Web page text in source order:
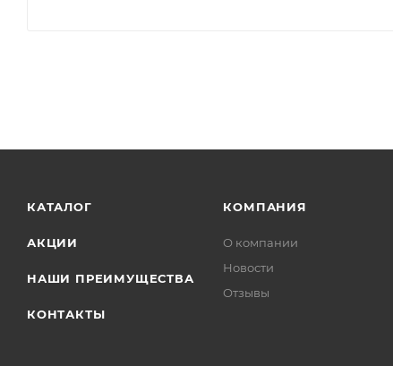
КАТАЛОГ
АКЦИИ
НАШИ ПРЕИМУЩЕСТВА
КОНТАКТЫ
КОМПАНИЯ
О компании
Новости
Отзывы